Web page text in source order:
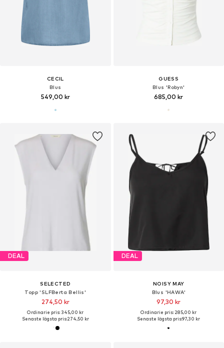
CECIL
Blus
549,00 kr
GUESS
Blus 'Robyn'
685,00 kr
DEAL
SELECTED
Topp 'SLFBerta Bellis'
274,50 kr
Ordinarie pris: 345,00 kr
Senaste lägsta pris:274,50 kr
DEAL
NOISY MAY
Blus 'HAWA'
97,30 kr
Ordinarie pris: 285,00 kr
Senaste lägsta pris:97,30 kr